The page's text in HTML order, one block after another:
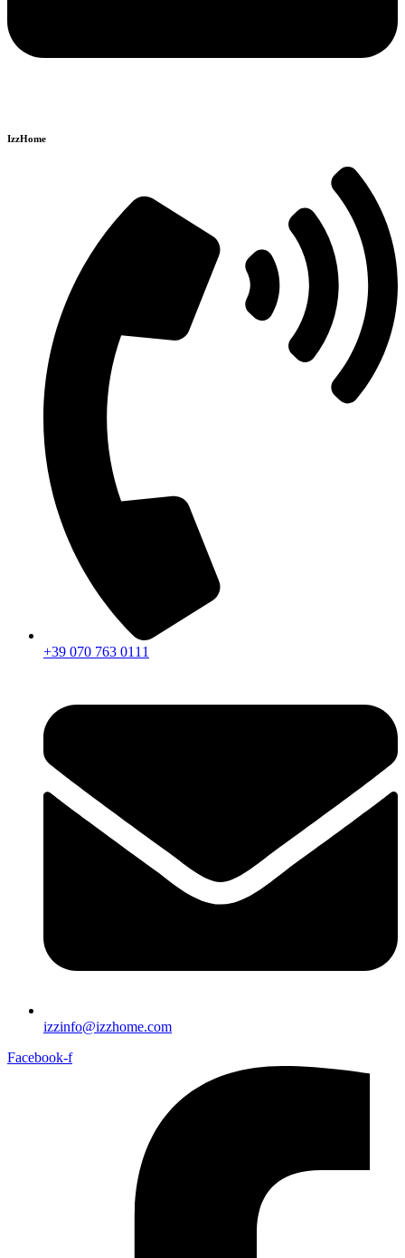
IzzHome
+39 070 763 0111
izzinfo@izzhome.com
Facebook-f